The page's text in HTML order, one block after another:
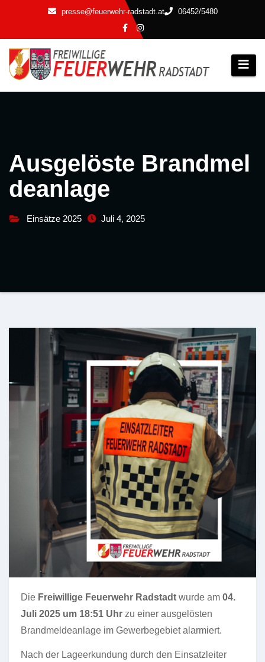
springen
presse@feuerwehr-radstadt.at 06452/5480
Ausgelöste Brandmel
deanlage
Einsätze 2025 Juli 4, 2025
Die Freiwillige Feuerwehr Radstadt wurde am 04.
Juli 2025 um 18:51 Uhr zu einer ausgelösten
Brandmeldeanlage im Gewerbegebiet alarmiert.
Nach der Lageerkundung durch den Einsatzleiter